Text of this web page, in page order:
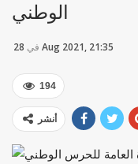
الوطني
في 28 Aug 2021, 21:35
194
أنشر